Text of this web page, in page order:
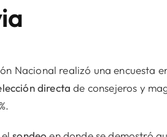
Nacional realizó una encuesta
directa de consejeros y